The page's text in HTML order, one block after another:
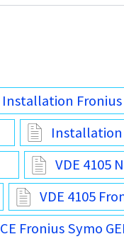
Installation Fronius
Installation
VDE 4105
VDE 4105
CE Fronius Symo